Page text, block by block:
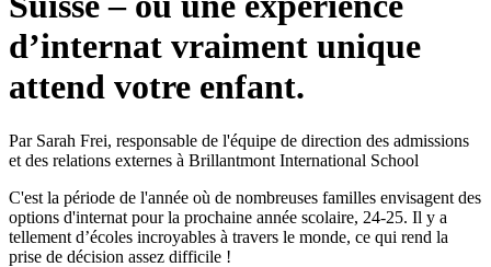
d’internat vraiment unique
attend votre enfant.
Par Sarah Frei, responsable de l'équipe de direction des admissions
et des relations externes à Brillantmont International School
C'est la période de l'année où de nombreuses familles envisagent des
options d'internat pour la prochaine année scolaire, 24-25. Il y a
tellement d’écoles incroyables à travers le monde, ce qui rend la
prise de décision assez difficile !